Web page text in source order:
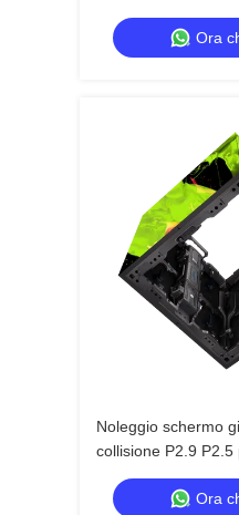
soluzione di
schermo LED Ora
Noleggio schermo
collisione P2.9
Ora